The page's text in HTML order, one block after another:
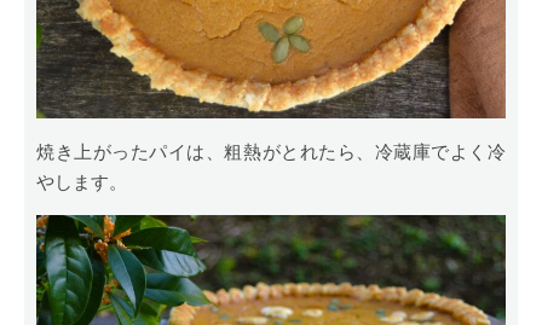
焼き上がったパイは、粗熱がとれたら、冷蔵庫でよく冷
やします。